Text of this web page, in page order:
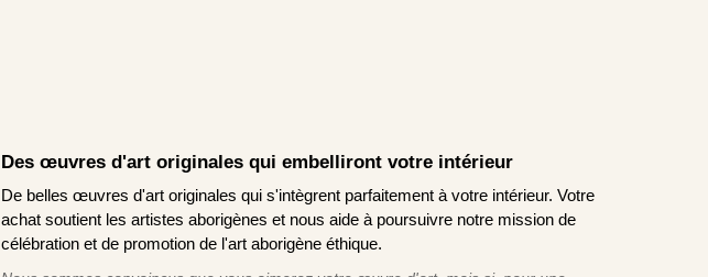
Des œuvres d'art originales qui embelliront votre intérieur
De belles œuvres d'art originales qui s'intègrent parfaitement à votre intérieur. Votre
achat soutient les artistes aborigènes et nous aide à poursuivre notre mission de
célébration et de promotion de l'art aborigène éthique.